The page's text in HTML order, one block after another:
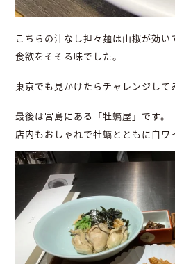
こちらの汁なし担々麺は山椒が効い
食欲をそそる味でした。
東京でも見かけたらチャレンジして
最後は宮島にある「牡蠣屋」です。
店内もおしゃれで牡蠣とともに白ワ